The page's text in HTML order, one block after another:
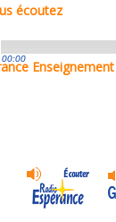
écoutez
00:00 Enseignement
des
Retenir ou diffuser
Michel Aupetit
Père Jean-
Père Franck